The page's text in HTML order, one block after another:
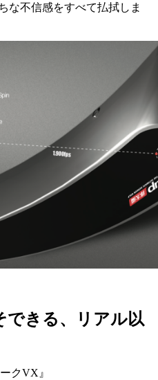
な不信感をすべて払拭しま
できる、リアル以
クVX』